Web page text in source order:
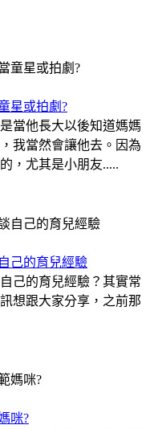
星或拍劇?
當他長大以後知道媽媽
我當然會讓他去。因為
，尤其是小朋友.....
己的育兒經驗
己的育兒經驗？其實常
想跟大家分享，之前那
咪?